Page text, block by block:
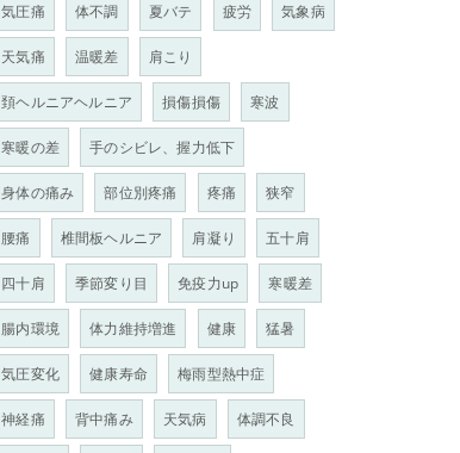
気圧痛 体不調 夏バテ 疲労 気象病
天気痛 温暖差 肩こり
頚ヘルニアヘルニア 損傷損傷 寒波
寒暖の差 手のシビレ、握力低下
身体の痛み 部位別疼痛 疼痛 狭窄
腰痛 椎間板ヘルニア 肩凝り 五十肩
四十肩 季節変り目 免疫力up 寒暖差
腸内環境 体力維持増進 健康 猛暑
気圧変化 健康寿命 梅雨型熱中症
神経痛 背中痛み 天気病 体調不良